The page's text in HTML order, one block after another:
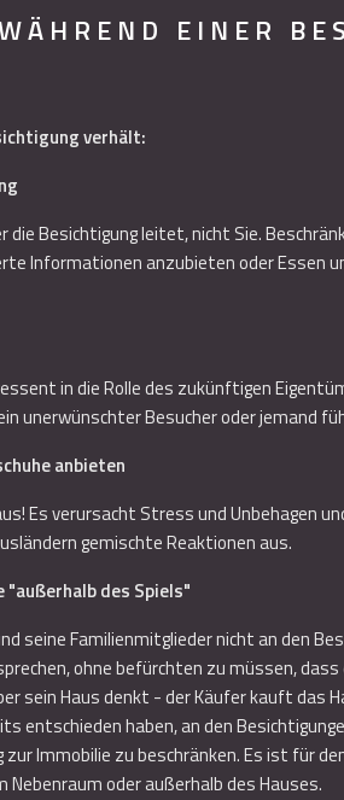
EINER
verhält:
die Besichtigung leitet, nicht Sie.
Informationen anzubieten oder
in die Rolle des zukünftigen
unerwünschter Besucher oder jemand
anbieten
Es verursacht Stress und Unbehagen
gemischte Reaktionen aus.
"außerhalb des Spiels"
seine Familienmitglieder nicht an den
ohne befürchten zu müssen,
sein Haus denkt - der Käufer kauft das
entschieden haben, an den
zur Immobilie zu beschränken. Es ist für
oder außerhalb des Hauses.